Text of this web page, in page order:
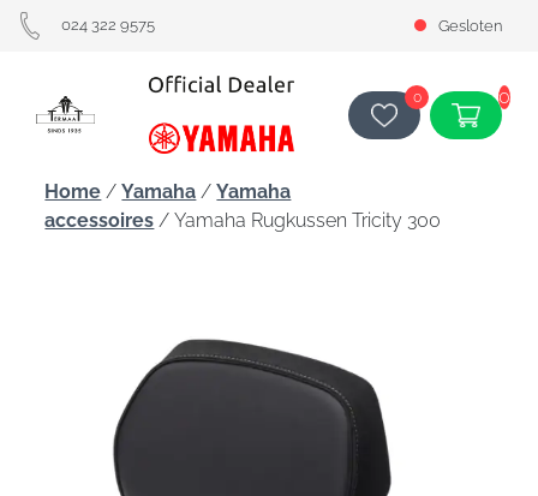
024 322 9575 Gesloten
0 0
Home /Yamaha /Yamaha
accessoires / Yamaha Rugkussen Tricity 300